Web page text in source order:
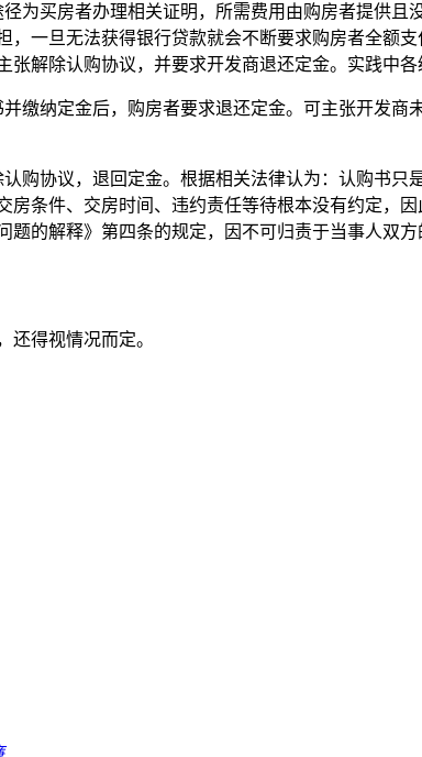
为买房者办理相关证明，所需费用由购房者提供且
一旦无法获得银行贷款就会不断要求购房者全额
解除认购协议，并要求开发商退还定金。实践中各
缴纳定金后，购房者要求退还定金。可主张开发商
协议，退回定金。根据相关法律认为：认购书只
条件、交房时间、违约责任等待根本没有约定，
的解释》第四条的规定，因不可归责于当事人双
得视情况而定。